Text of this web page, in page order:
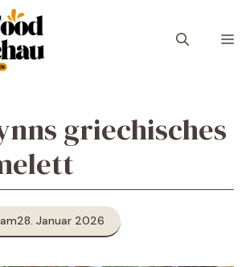
griechisches
28. Januar 2026